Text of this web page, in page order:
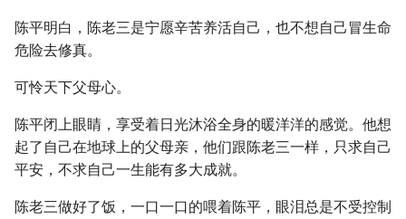
陈平明白，陈老三是宁愿辛苦养活自己，也不想自己冒生命
危险去修真。
可怜天下父母心。
陈平闭上眼睛，享受着日光沐浴全身的暖洋洋的感觉。他想
起了自己在地球上的父母亲，他们跟陈老三一样，只求自己
平安，不求自己一生能有多大成就。
陈老三做好了饭，一口一口的喂着陈平，眼泪总是不受控制